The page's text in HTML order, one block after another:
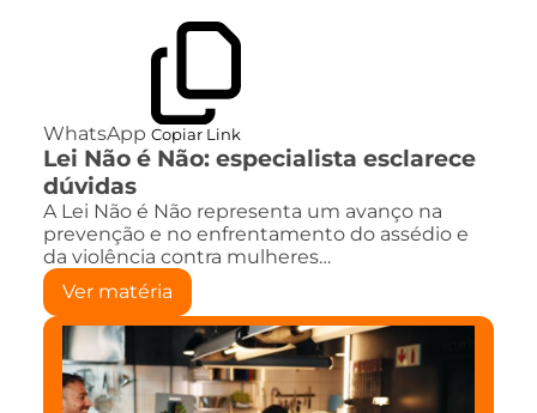
WhatsApp Copiar Link
Lei Não é Não: especialista esclarece
dúvidas
A Lei Não é Não representa um avanço na
prevenção e no enfrentamento do assédio e
da violência contra mulheres…
Ver matéria